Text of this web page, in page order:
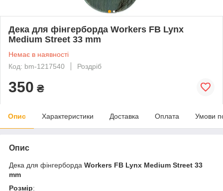
Дека для фінгерборда Workers FB Lynx
Medium Street 33 mm
Немає в наявності
Код: bm-1217540
Роздріб
350 ₴
Опис Характеристики Доставка Оплата Умови
Опис
Дека для фінгерборда Workers FB Lynx Medium Street 33
mm
Розмір: